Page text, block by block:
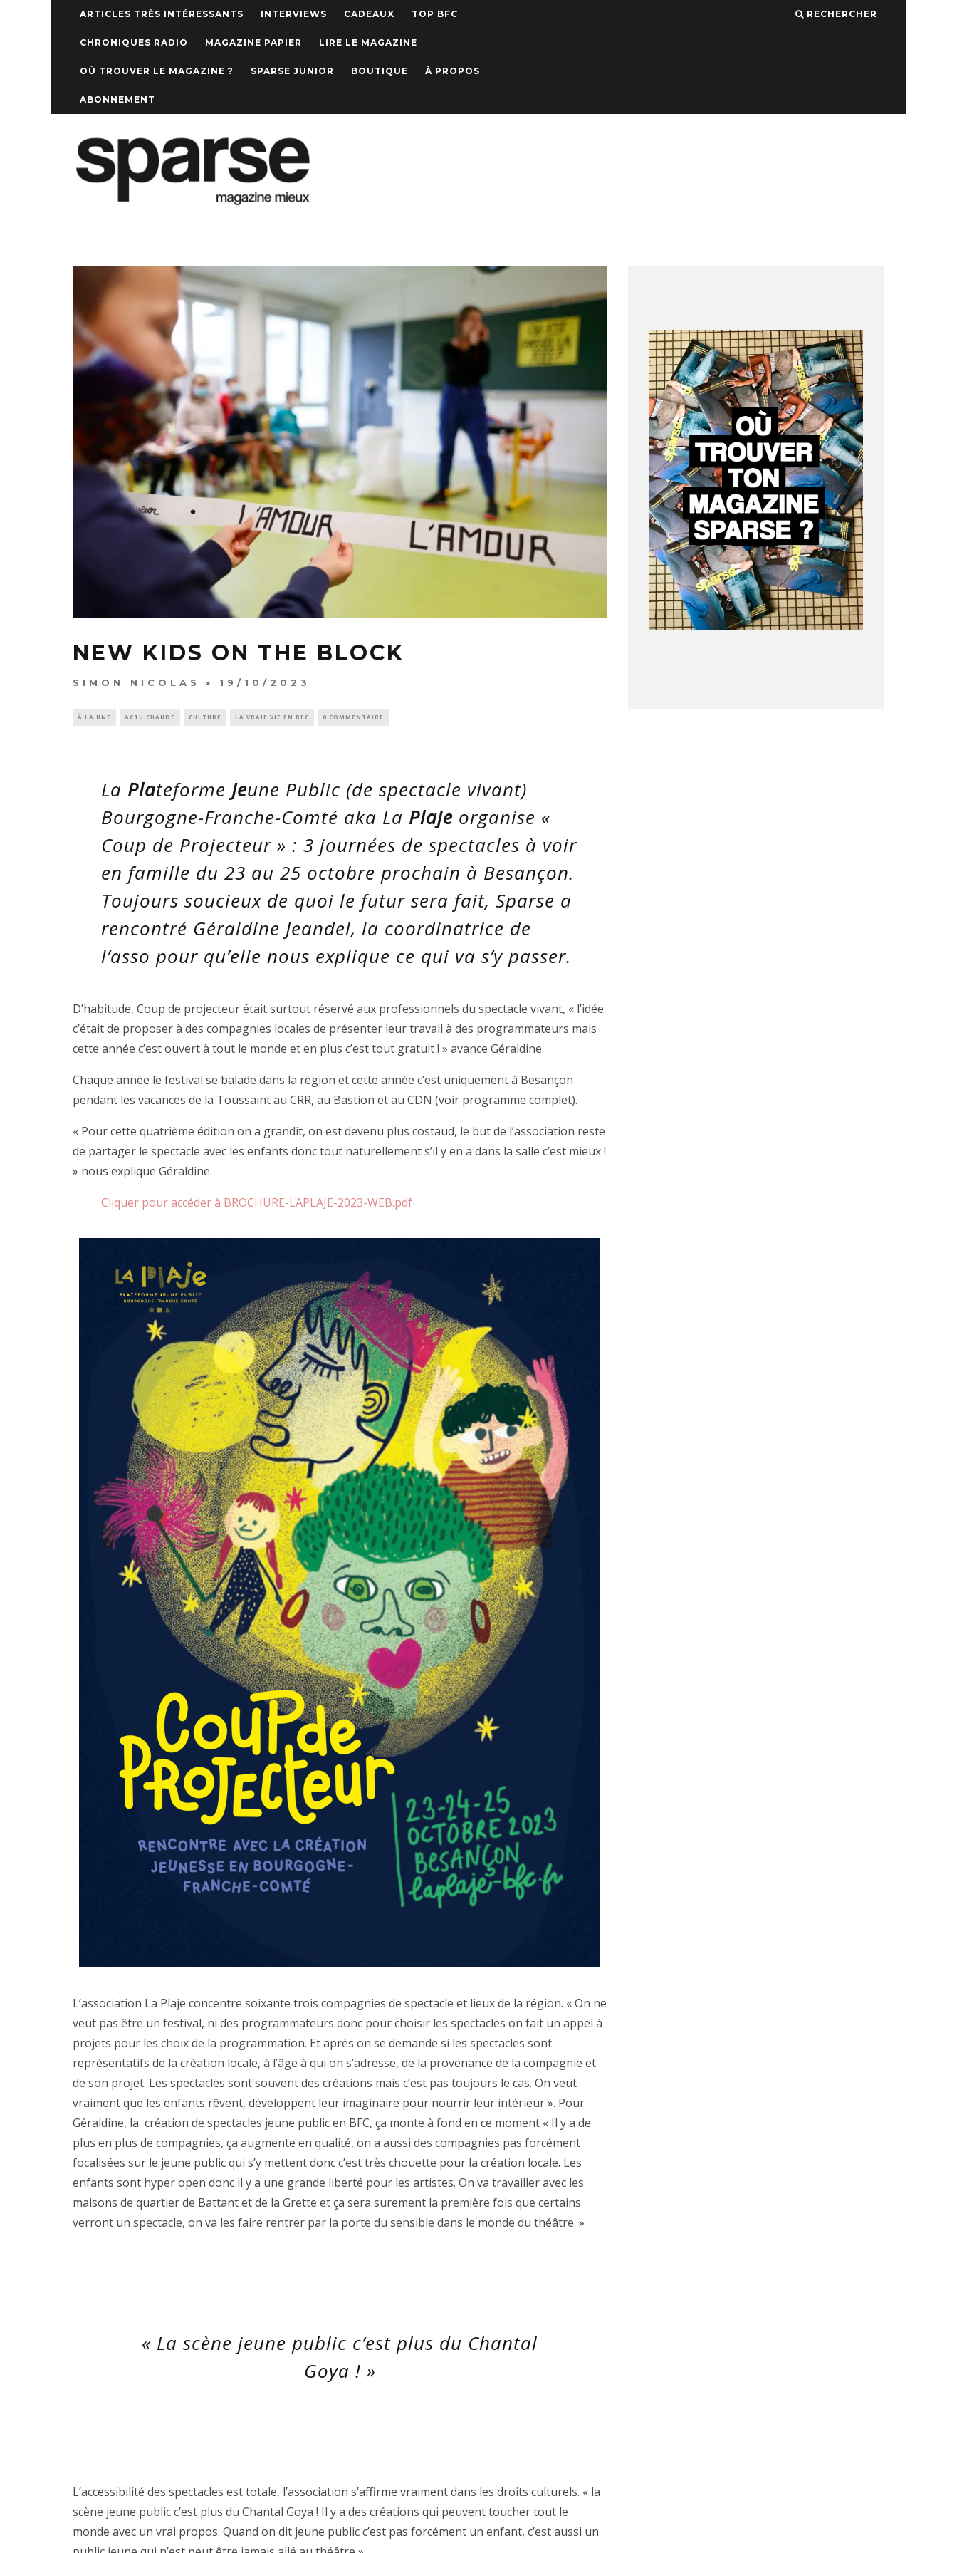
ARTICLES TRÈS INTÉRESSANTS INTERVIEWS CADEAUX TOP BFC
CHRONIQUES RADIO MAGAZINE PAPIER LIRE LE MAGAZINE
OÙ TROUVER LE MAGAZINE ? SPARSE JUNIOR BOUTIQUE À PROPOS
ABONNEMENT
RECHERCHER
NEW KIDS ON THE BLOCK
SIMON NICOLAS 19/10/2023
À LA UNE ACTU CHAUDE CULTURE LA VRAIE VIE EN BFC 0 COMMENTAIRE
La Plateforme Jeune Public (de spectacle vivant)
Bourgogne-Franche-Comté aka La Plaje organise «
Coup de Projecteur » : 3 journées de spectacles à voir
en famille du 23 au 25 octobre prochain à Besançon.
Toujours soucieux de quoi le futur sera fait, Sparse a
rencontré Géraldine Jeandel, la coordinatrice de
l’asso pour qu’elle nous explique ce qui va s’y passer.
D’habitude, Coup de projecteur était surtout réservé aux professionnels du spectacle vivant, « l’idée
c’était de proposer à des compagnies locales de présenter leur travail à des programmateurs mais
cette année c’est ouvert à tout le monde et en plus c’est tout gratuit ! » avance Géraldine.
Chaque année le festival se balade dans la région et cette année c’est uniquement à Besançon
pendant les vacances de la Toussaint au CRR, au Bastion et au CDN (voir programme complet).
« Pour cette quatrième édition on a grandit, on est devenu plus costaud, le but de l’association reste
de partager le spectacle avec les enfants donc tout naturellement s’il y en a dans la salle c’est mieux !
» nous explique Géraldine.
Cliquer pour accéder à BROCHURE-LAPLAJE-2023-WEB.pdf
L’association La Plaje concentre soixante trois compagnies de spectacle et lieux de la région. « On ne
veut pas être un festival, ni des programmateurs donc pour choisir les spectacles on fait un appel à
projets pour les choix de la programmation. Et après on se demande si les spectacles sont
représentatifs de la création locale, à l’âge à qui on s’adresse, de la provenance de la compagnie et
de son projet. Les spectacles sont souvent des créations mais c’est pas toujours le cas. On veut
vraiment que les enfants rêvent, développent leur imaginaire pour nourrir leur intérieur ». Pour
Géraldine, la création de spectacles jeune public en BFC, ça monte à fond en ce moment « Il y a de
plus en plus de compagnies, ça augmente en qualité, on a aussi des compagnies pas forcément
focalisées sur le jeune public qui s’y mettent donc c’est très chouette pour la création locale. Les
enfants sont hyper open donc il y a une grande liberté pour les artistes. On va travailler avec les
maisons de quartier de Battant et de la Grette et ça sera surement la première fois que certains
verront un spectacle, on va les faire rentrer par la porte du sensible dans le monde du théâtre. »
« La scène jeune public c’est plus du Chantal
Goya ! »
L’accessibilité des spectacles est totale, l’association s’affirme vraiment dans les droits culturels. « la
scène jeune public c’est plus du Chantal Goya ! Il y a des créations qui peuvent toucher tout le
monde avec un vrai propos. Quand on dit jeune public c’est pas forcément un enfant, c’est aussi un